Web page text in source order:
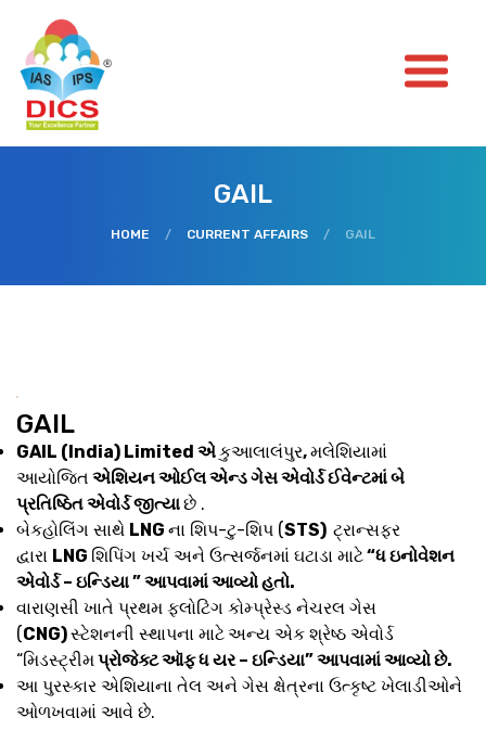
GAIL
HOME / CURRENT AFFAIRS / GAIL
GAIL
GAIL (India) Limited એકુઆલાલંપુર,મલેશિયામાં
આયોજિત એશિયન ઓઈલ એન્ડ ગેસ એવોર્ડ ઈવેન્ટમાં બે
પ્રતિષ્ઠિત એવોર્ડ જીત્યાછે .
બેકહોલિંગ સાથે LNG ના શિપ-ટુ-શિપ (STS) ટ્રાન્સફર
દ્વારા LNG શિપિંગ ખર્ચ અને ઉત્સર્જનમાં ઘટાડા માટે“ધ ઇનોવેશન
એવોર્ડ – ઇન્ડિયા ” આપવામાં આવ્યો હતો.
વારાણસી ખાતે પ્રથમ ફ્લોટિંગ કોમ્પ્રેસ્ડ નેચરલ ગેસ
(CNG)સ્ટેશનની સ્થાપના માટેઅન્ય એક શ્રેષ્ઠ એવોર્ડ
“મિડસ્ટ્રીમપ્રોજેક્ટ ઑફ ધ યર – ઇન્ડિયા” આપવામાં આવ્યો છે.
આ પુરસ્કાર એશિયાના તેલ અને ગેસ ક્ષેત્રના ઉત્કૃષ્ટ ખેલાડીઓને
ઓળખવામાં આવે છે.